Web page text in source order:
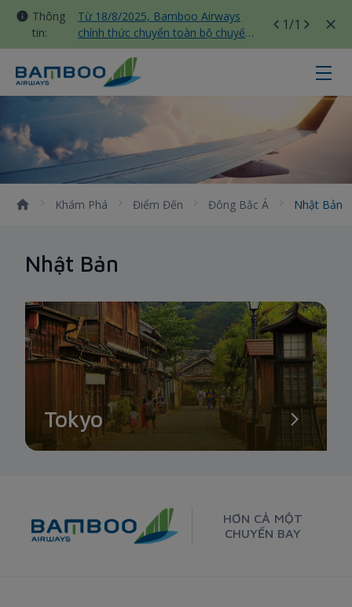
Thông
tin:
Từ 18/8/2025, Bamboo Airways
chính thức chuyển toàn bộ chuyến
bay nội địa sang nhà ga T3 Tân
Sơn Nhất
1/1
Nhật bản - Bamboo Airways
Khám Phá Điểm Đến Đông Bắc Á Nhật Bản
Nhật Bản
Tokyo
HƠN CẢ MỘT
CHUYẾN BAY